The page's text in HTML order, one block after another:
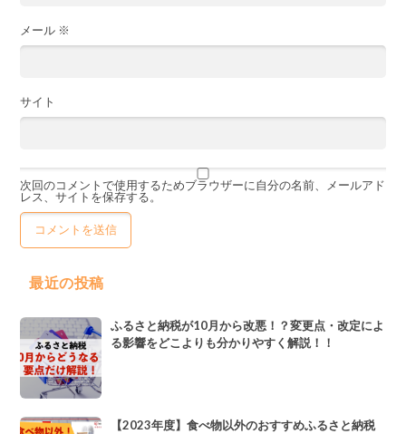
メール ※
サイト
次回のコメントで使用するためブラウザーに自分の名前、メールアド
レス、サイトを保存する。
最近の投稿
ふるさと納税が10月から改悪！？変更点・改定によ
る影響をどこよりも分かりやすく解説！！
【2023年度】食べ物以外のおすすめふるさと納税